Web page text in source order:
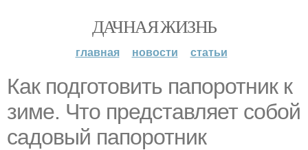
ДАЧНАЯ ЖИЗНЬ
главная новости статьи
Как подготовить папоротник к
зиме. Что представляет собой
садовый папоротник